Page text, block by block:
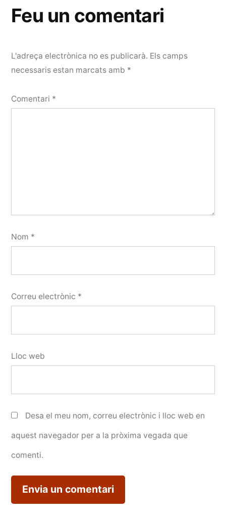
Feu un comentari
L'adreça electrònica no es publicarà. Els camps
necessaris estan marcats amb *
Comentari *
Nom *
Correu electrònic *
Lloc web
Desa el meu nom, correu electrònic i lloc web en
aquest navegador per a la pròxima vegada que
comenti.